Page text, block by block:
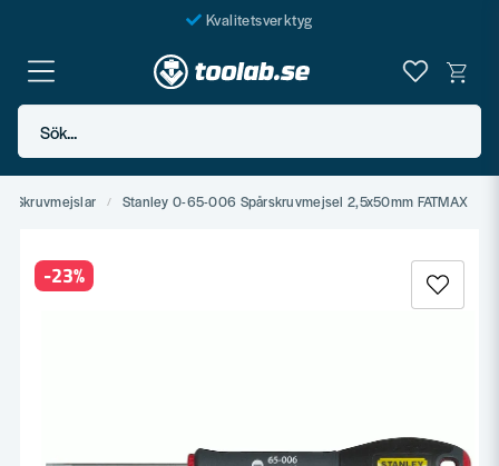
Kvalitetsverktyg
Fraktfritt över 999 SEK*
En järnhandel för alla
Sök...
Skruvmejslar Stanley 0-65-006 Spårskruvmejsel 2,5x50mm FATMAX
-23%